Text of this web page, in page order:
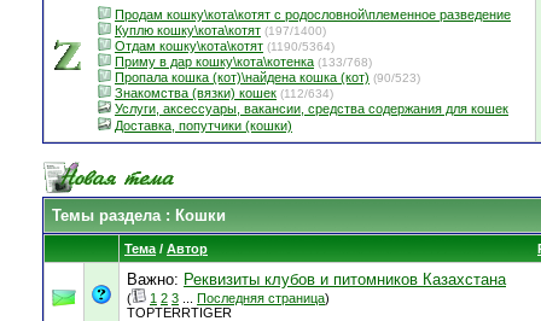
Продам кошку\кота\котят с родословной\племенное разведение
Куплю кошку\кота\котят (197/1400)
Отдам кошку\кота\котят (1190/5364)
Приму в дар кошку\кота\котенка (133/768)
Пропала кошка (кот)\найдена кошка (кот) (90/523)
Знакомства (вязки) кошек (112/634)
Услуги, аксессуары, вакансии, средства содержания для кошек
Доставка, попутчики (кошки)
Темы раздела: Кошки
Тема / Автор
Важно: Реквизиты клубов и питомников Казахстана
( 1 2 3 Последняя страница)
TOPTERRTIGER